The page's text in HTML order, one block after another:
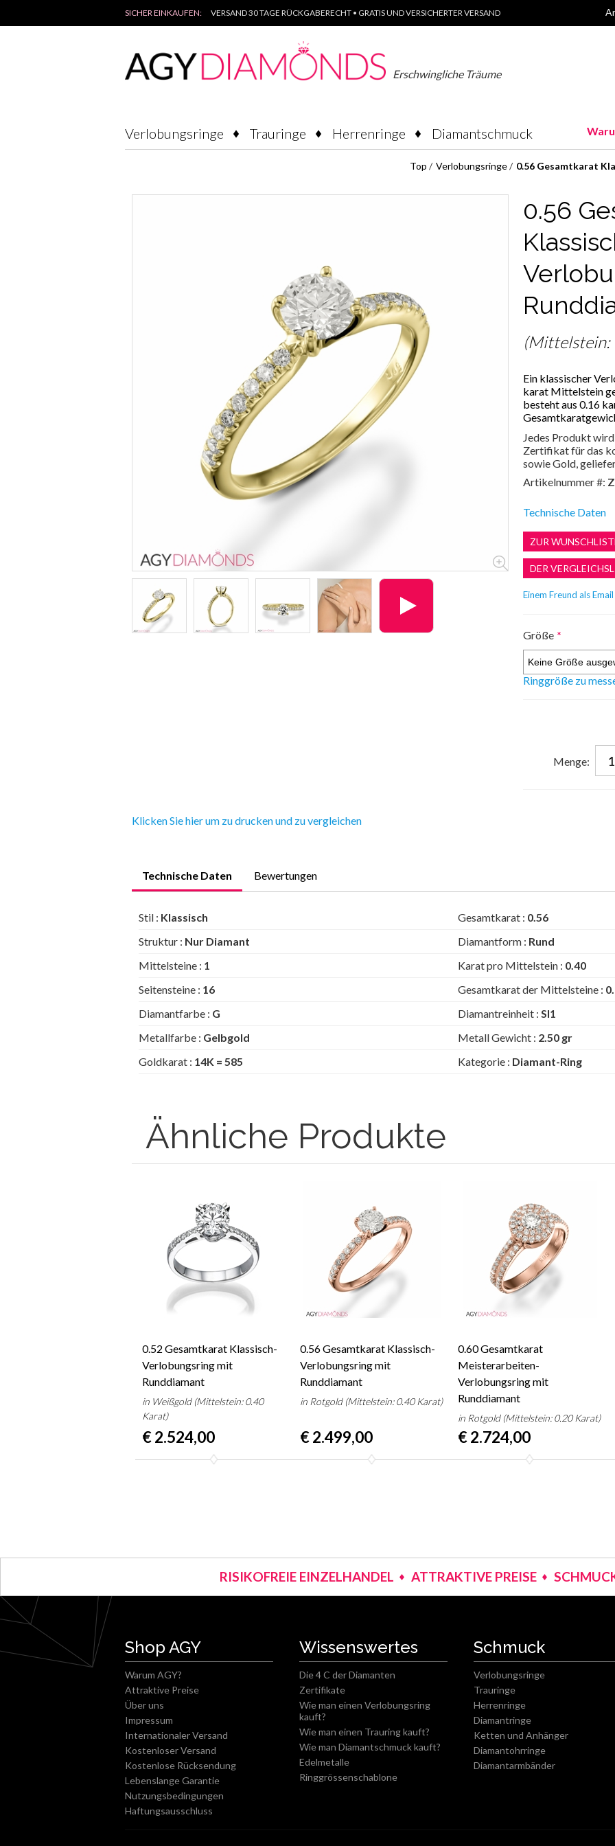
SICHER EINKAUFEN: VERSAND 30 TAGE RÜCKGABERECHT • GRATIS UND VERSICHERTER VERSAND
Erschwingliche Träume
Verlobungsringe Trauringe Herrenringe Diamantschmuck
Top / Verlobungsringe/ 0.56 Gesamtkarat
0.56
(Mittelstein:
Ein klassischer
karat Mittelstein
besteht aus 0.16
Jedes Produkt
Zertifikat für das
sowie Gold,
Artikelnummer #:
Technische Daten
Größe *
Ringgröße zu
Menge:
Klicken Sie hier um zu drucken und zu vergleichen
Technische Daten Bewertungen
Stil : Klassisch Gesamtkarat : 0.56
Struktur : Nur Diamant Diamantform : Rund
Mittelsteine : 1 Karat pro Mittelstein : 0.40
Seitensteine : 16 Gesamtkarat der Mittelsteine :
Diamantfarbe : G Diamantreinheit : SI1
Metallfarbe : Gelbgold Metall Gewicht : 2.50 gr
Goldkarat : 14K = 585 Kategorie : Diamant-Ring
Ähnliche Produkte
0.52 Gesamtkarat Klassisch-
Verlobungsring mit
Runddiamant
in Weißgold (Mittelstein: 0.40
Karat)
€ 2.524,00
0.56 Gesamtkarat Klassisch-
Verlobungsring mit
Runddiamant
in Rotgold (Mittelstein: 0.40 Karat)
€ 2.499,00
0.60 Gesamtkarat
Meisterarbeiten-
Verlobungsring mit
Runddiamant
in Rotgold (Mittelstein: 0.20 Karat)
€ 2.724,00
RISIKOFREIE EINZELHANDEL ATTRAKTIVE PREISE
Shop AGY
Warum AGY?
Attraktive Preise
Über uns
Impressum
Internationaler Versand
Kostenloser Versand
Kostenlose Rücksendung
Lebenslange Garantie
Nutzungsbedingungen
Haftungsausschluss
Wissenswertes
Die 4 C der Diamanten
Zertifikate
Wie man einen Verlobungsring
kauft?
Wie man einen Trauring kauft?
Wie man Diamantschmuck kauft?
Edelmetalle
Ringgrössenschablone
Schmuck
Verlobungsringe
Trauringe
Herrenringe
Diamantringe
Ketten und Anhänger
Diamantohrringe
Diamantarmbänder